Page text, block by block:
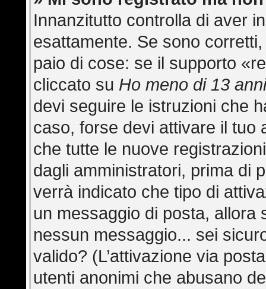
Innanzitutto controlla di aver
esattamente. Se sono
paio di cose: se il supporto
cliccato su Ho meno di 13
devi seguire le istruzioni che
caso, forse devi attivare il tuo
che tutte le nuove
dagli amministratori, prima di
verrà indicato che tipo di
un messaggio di posta, allora
nessun messaggio... sei
valido? (L’attivazione via
utenti anonimi che abusano